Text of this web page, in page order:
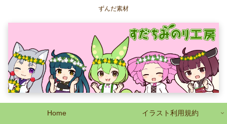
ずんだ素材
Home イラスト利用規約